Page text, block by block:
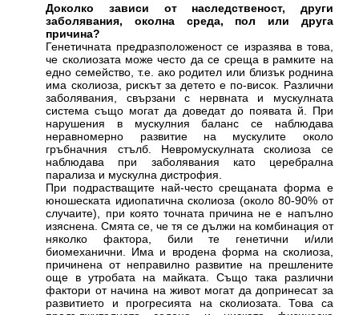
Доколко зависи от наследственост, други
заболявания, околна среда, пол или друга
причина?
Генетичната предразположеност се изразява в това,
че сколиозата може често да се среща в рамките на
едно семейство, т.е. ако родител или близък роднина
има сколиоза, рискът за детето е по-висок. Различни
заболявания, свързани с нервната и мускулната
система също могат да доведат до появата й. При
нарушения в мускулния баланс се наблюдава
неравномерно развитие на мускулите около
гръбначния стълб. Невромускулната сколиоза се
наблюдава при заболявания като церебрална
парализа и мускулна дистрофия.
При подрастващите най-често срещаната форма е
юношеската идиопатична сколиоза (около 80-90% от
случаите), при която точната причина не е напълно
изяснена. Смята се, че тя се дължи на комбинация от
няколко фактора, били те генетични и/или
биомеханични. Има и вродена форма на сколиоза,
причинена от неправилно развитие на прешлените
още в утробата на майката. Също така различни
фактори от начина на живот могат да допринесат за
развитието и прогресията на сколиозата. Това са